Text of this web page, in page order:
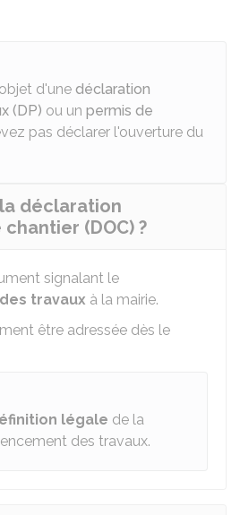
d'une déclaration
(DP) ou un permis de
pas déclarer l'ouverture du
déclaration
(DOC) ?
signalant le
travaux à la mairie.
être adressée dès le
légale de la
des travaux.